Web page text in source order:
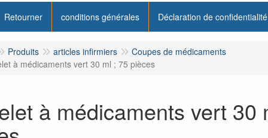
Retourner conditions générales Déclaration de confidentialité
Produits articles infirmiers
Coupes de médicaments
à médicaments vert 30 ml ; 75 pièces
à médicaments vert 30